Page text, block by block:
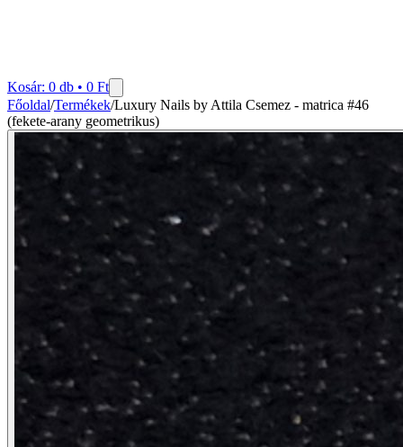
Kosár: 0 db • 0 Ft
Főoldal/Termékek/Luxury Nails by Attila Csemez - matrica #46
(fekete-arany geometrikus)